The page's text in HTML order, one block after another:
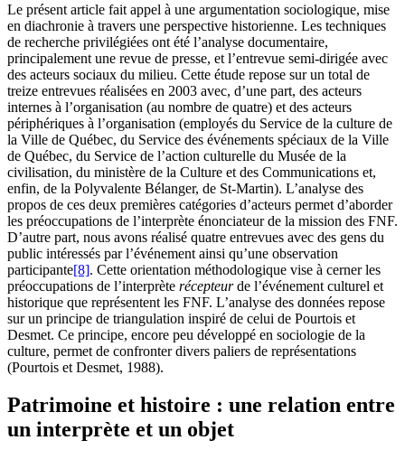
Le présent article fait appel à une argumentation sociologique, mise
en diachronie à travers une perspective historienne. Les techniques
de recherche privilégiées ont été l’analyse documentaire,
principalement une revue de presse, et l’entrevue semi-dirigée avec
des acteurs sociaux du milieu. Cette étude repose sur un total de
treize entrevues réalisées en 2003 avec, d’une part, des acteurs
internes à l’organisation (au nombre de quatre) et des acteurs
périphériques à l’organisation (employés du Service de la culture de
la Ville de Québec, du Service des événements spéciaux de la Ville
de Québec, du Service de l’action culturelle du Musée de la
civilisation, du ministère de la Culture et des Communications et,
enfin, de la Polyvalente Bélanger, de St-Martin). L’analyse des
propos de ces deux premières catégories d’acteurs permet d’aborder
les préoccupations de l’interprète énonciateur de la mission des FNF.
D’autre part, nous avons réalisé quatre entrevues avec des gens du
public intéressés par l’événement ainsi qu’une observation
participante[8]. Cette orientation méthodologique vise à cerner les
préoccupations de l’interprète récepteurde l’événement culturel et
historique que représentent les FNF. L’analyse des données repose
sur un principe de triangulation inspiré de celui de Pourtois et
Desmet. Ce principe, encore peu développé en sociologie de la
culture, permet de confronter divers paliers de représentations
(Pourtois et Desmet, 1988).
Patrimoine et histoire : une relation entre
un interprète et un objet